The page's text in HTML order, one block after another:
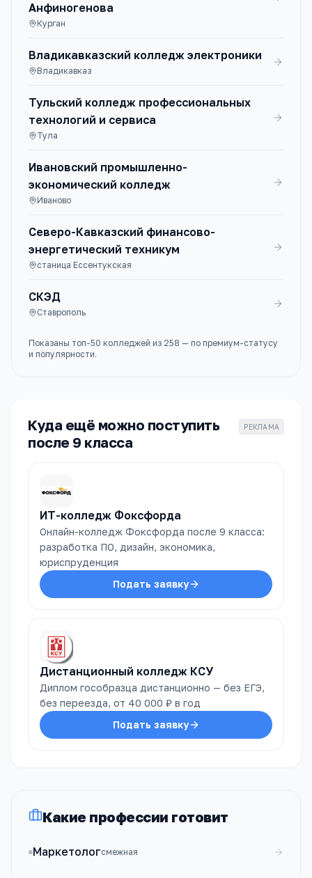
Анфиногенова
Курган
Владикавказский колледж электроники
Владикавказ
Тульский колледж профессиональных
технологий и сервиса
Тула
Ивановский промышленно-
экономический колледж
Иваново
Северо-Кавказский финансово-
энергетический техникум
станица Ессентукская
СКЭД
Ставрополь
Показаны топ-50 колледжей из 258 — по премиум-статусу
и популярности.
Куда ещё можно поступить
после 9 класса
РЕКЛАМА
ИТ-колледж Фоксфорда
Онлайн-колледж Фоксфорда после 9 класса:
разработка ПО, дизайн, экономика,
юриспруденция
Подать заявку
Дистанционный колледж КСУ
Диплом гособразца дистанционно — без ЕГЭ,
без переезда, от 40 000 ₽ в год
Подать заявку
Какие профессии готовит
Маркетологсмежная